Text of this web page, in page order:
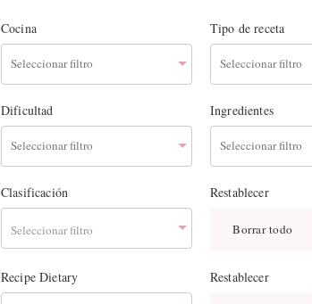
Cocina Tipo de receta
Dificultad Ingredientes
Clasificación
Seleccionar filtro
Restablecer
Borrar todo
Recipe Dietary Restablecer